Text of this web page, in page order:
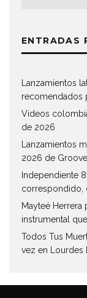
ENTRADAS
Lanzamientos
recomendados
Videos
de 2026
Lanzamientos
2026 de
Independiente
correspondido,
Mayteé Herrera
instrumental
Todos Tus
vez en Lourdes